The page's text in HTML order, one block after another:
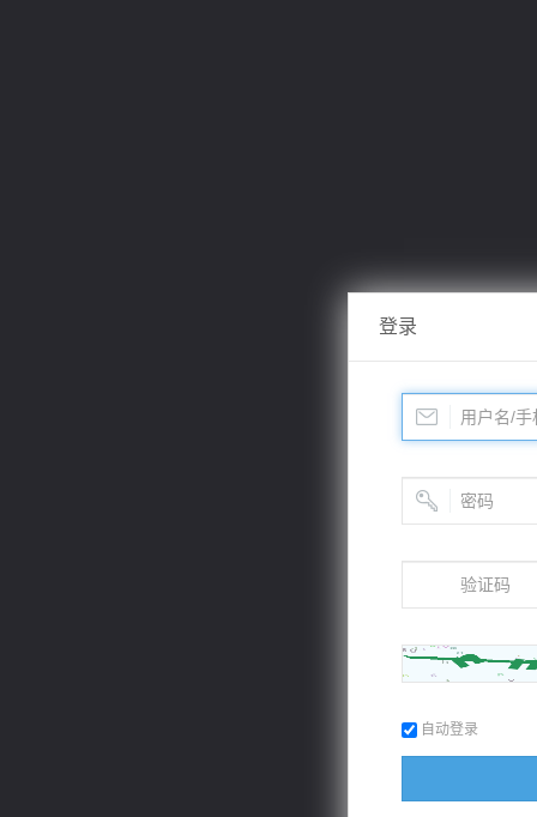
登录
自动登录